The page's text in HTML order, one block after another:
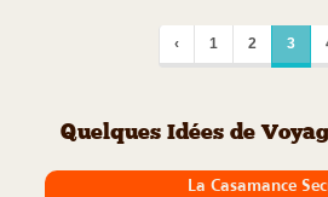
‹ 1 2 3
Quelques Idées de
La Casamance